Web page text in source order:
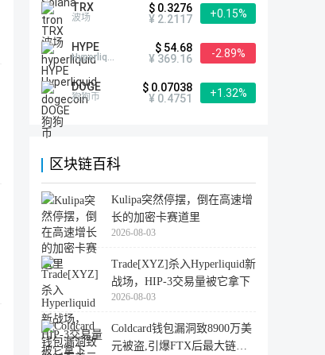
TRX
波场
$ 0.3276
¥ 2.2117
+0.15%
HYPE
Hyperliquid
$ 54.68
¥ 369.16
-2.89%
DOGE
狗狗币
$ 0.07038
¥ 0.4751
+1.32%
区块链百科
Kulipa突然停摆，倒在高速增
长的加密卡赛道里
2026-08-03
Trade[XYZ]杀入Hyperliquid新
战场，HIP-3交易量被它拿下
2026-08-03
Coldcard钱包漏洞致8900万美
元被盗,引爆FTX后最大链上